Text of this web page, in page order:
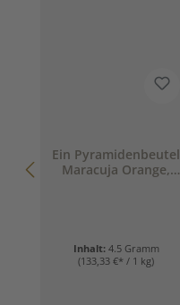
Ein Pyramidenbeutel
Maracuja Orange,
Inhalt: 4.5 Gramm
(133,33 €* / 1 kg)